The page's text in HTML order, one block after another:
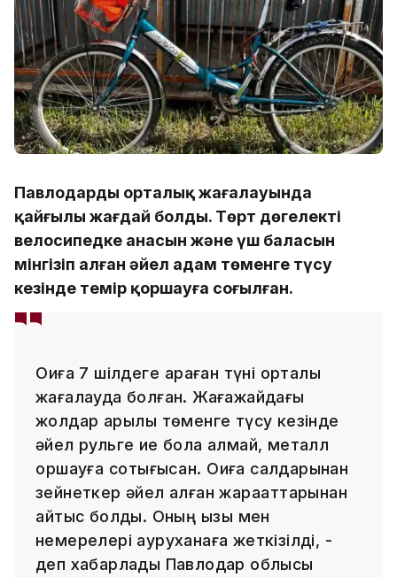
Павлодардың орталық жағалауында
қайғылы жағдай болды. Төрт дөңгелекті
велосипедке анасын және үш баласын
мінгізіп алған әйел адам төменге түсу
кезінде темір қоршауға соғылған.
Оқиға 7 шілдеге қараған түні орталық
жағалауда болған. Жағажайдағы
жолдар арқылы төменге түсу кезінде
әйел рульге ие бола алмай, металл
қоршауға соқтығысқан. Оқиға салдарынан
зейнеткер әйел алған жарақаттарынан
қайтыс болды. Оның қызы мен
немерелері ауруханаға жеткізілді, -
деп хабарлады Павлодар облысы